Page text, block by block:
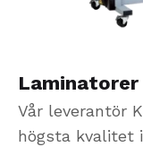
Laminatorer
Vår leverantör
högsta kvalitet